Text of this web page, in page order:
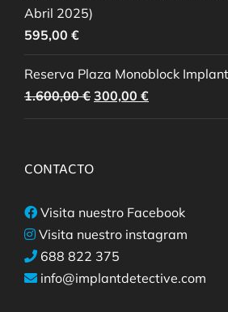
Abril 2025)
595,00 €
Reserva Plaza Monoblock
1.600,00€ El
precio
300,00 €
precio
CONTACTO
Visita nuestro Facebook
Visita nuestro instagram
688 822 375
info@implantdetective.com